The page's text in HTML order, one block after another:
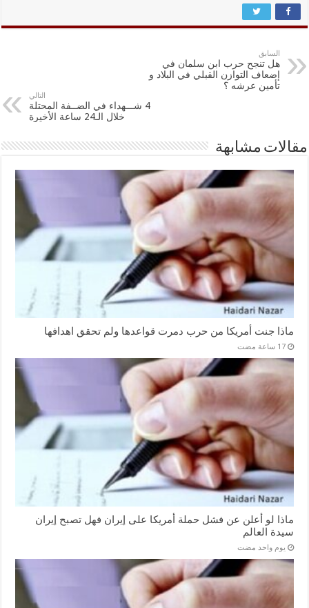
السابق
هل تنجح حرب ابن سلمان في
إضعاف التوازن القبلي في البلاد و
تأمين عرشه ؟
التالي
4 شـــهداء في الضــفة المحتلة
خلال الـ24 ساعة الأخيرة
مقالات مشابهة
ماذا جنت أمريكا من حرب دمرت قواعدها ولم تحقق اهدافها
‏17 ساعة مضت
ماذا لو أعلن عن فشل حملة أمريكا على إيران فهل تصبح إيران
سيدة العالم
‏يوم واحد مضت